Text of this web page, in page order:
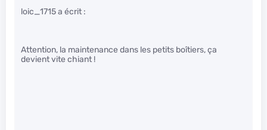
loic_1715 a écrit :
Attention, la maintenance dans les petits boîtiers, ça
devient vite chiant !